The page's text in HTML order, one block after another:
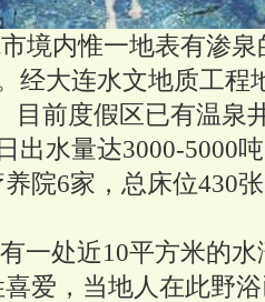
境内惟一地表有渗
经大连水文地质工程
目前度假区已有温泉
出水量达3000-5000
院6家，总床位430
一处近10平方米的
爱，当地人在此野